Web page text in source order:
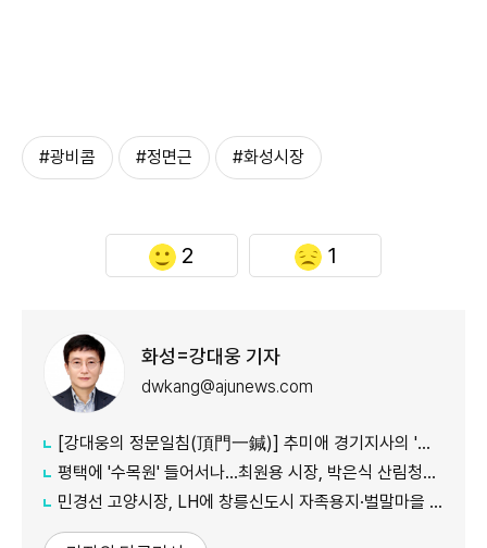
#광비콤 #정면근 #화성시장
2 1
화성=강대웅 기자
dwkang@ajunews.com
[강대웅의 정문일침(頂門一鍼)] 추미애 경기지사의 '지방세입구조 개혁' 정부가 답할 차례다
평택에 '수목원' 들어서나...최원용 시장, 박은식 산림청장에게 국유지 활용 건의
민경선 고양시장, LH에 창릉신도시 자족용지·벌말마을 편입 협조 요청